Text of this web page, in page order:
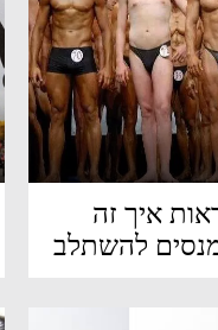
איך זה
להשתלב